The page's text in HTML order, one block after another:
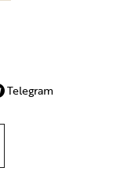
Telegram